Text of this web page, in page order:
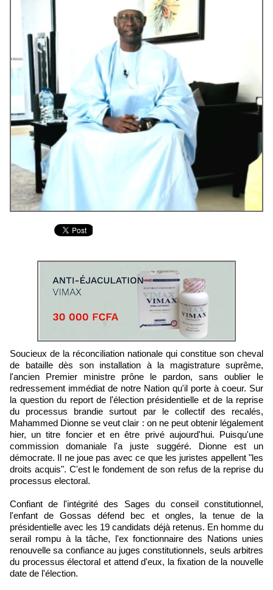
Soucieux de la réconciliation nationale qui constitue son cheval
de bataille dès son installation à la magistrature suprême,
l'ancien Premier ministre prône le pardon, sans oublier le
redressement immédiat de notre Nation qu'il porte à coeur. Sur
la question du report de l'élection présidentielle et de la reprise
du processus brandie surtout par le collectif des recalés,
Mahammed Dionne se veut clair : on ne peut obtenir légalement
hier, un titre foncier et en être privé aujourd'hui. Puisqu'une
commission domaniale l'a juste suggéré. Dionne est un
démocrate. Il ne joue pas avec ce que les juristes appellent "les
droits acquis". C'est le fondement de son refus de la reprise du
processus electoral.
Confiant de l'intégrité des Sages du conseil constitutionnel,
l'enfant de Gossas défend bec et ongles, la tenue de la
présidentielle avec les 19 candidats déjà retenus. En homme du
serail rompu à la tâche, l'ex fonctionnaire des Nations unies
renouvelle sa confiance au juges constitutionnels, seuls arbitres
du processus électoral et attend d'eux, la fixation de la nouvelle
date de l'élection.